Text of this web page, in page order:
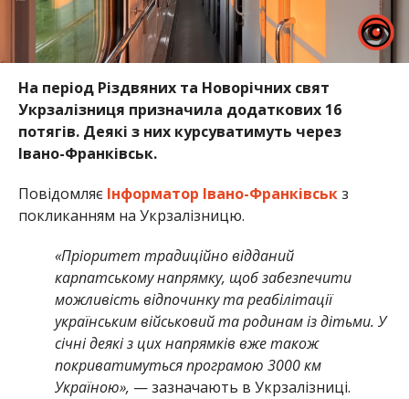
На період Різдвяних та Новорічних свят
Укрзалізниця призначила додаткових 16
потягів. Деякі з них курсуватимуть через
Івано-Франківськ.
Повідомляє Інформатор Івано-Франківськз
покликанням на Укрзалізницю.
«Пріоритет традиційно відданий
карпатському напрямку, щоб забезпечити
можливість відпочинку та реабілітації
українським військовий та родинам із дітьми. У
січні деякі з цих напрямків вже також
покриватимуться програмою 3000 км
Україною», — зазначають в Укрзалізниці.